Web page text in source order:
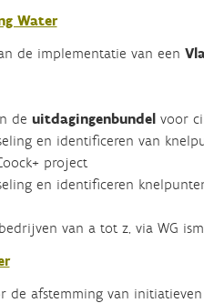
Water
de implementatie van een
de uitdagingenbundelvoor
en identificeren van
project
en identificeren
van a tot z, via WG ism
de afstemming van